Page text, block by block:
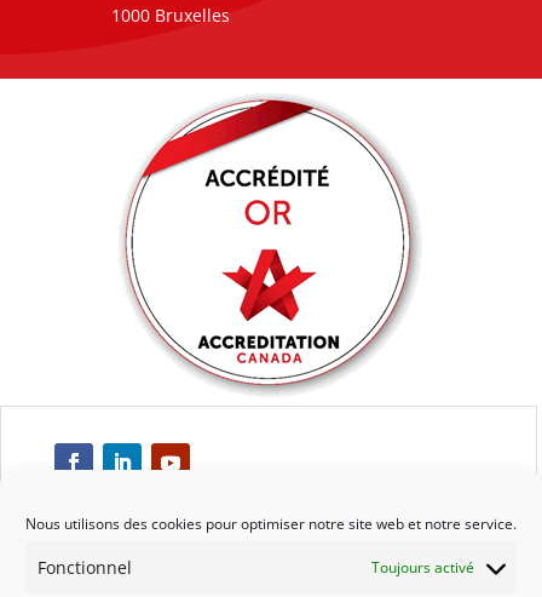
Nous utilisons des cookies pour optimiser notre site web et notre service.
Fonctionnel Toujours activé
1000 Bruxelles
Respect